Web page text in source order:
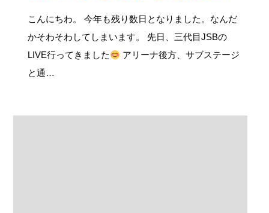
こんにちわ。 今年も残り数日となりました。なんだ
かそわそわしてしまいます。 先日、三代目JSBの
LIVE行ってきました
アリーナ後方、サブステージ
と通…